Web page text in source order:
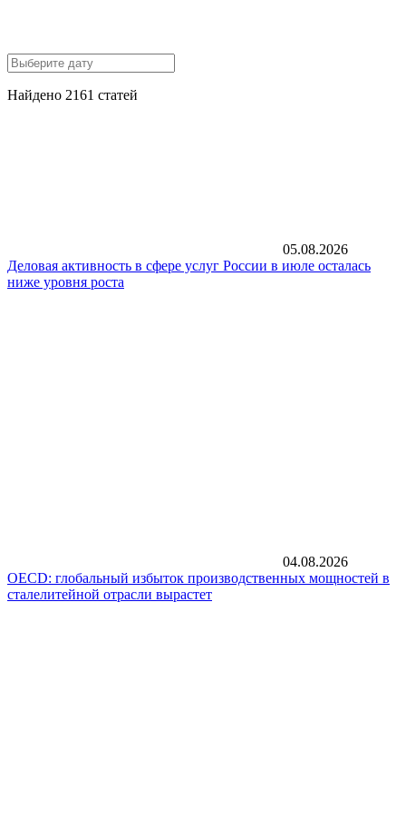
Найдено 2161 статей
05.08.2026
Деловая активность в сфере услуг России в июле осталась
ниже уровня роста
04.08.2026
OECD: глобальный избыток производственных мощностей в
сталелитейной отрасли вырастет